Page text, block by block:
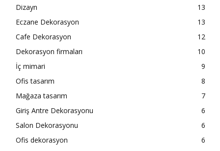
Dizayn
13
Eczane Dekorasyon
13
Cafe Dekorasyon
12
Dekorasyon firmaları
10
İç mimari
9
Ofis tasarım
8
Mağaza tasarım
7
Giriş Antre Dekorasyonu
6
Salon Dekorasyonu
6
Ofis dekorasyon
6